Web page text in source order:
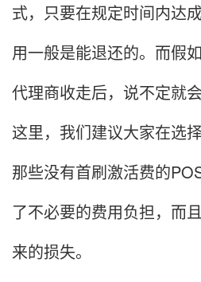
式，只要在规定时间内达
用一般是能退还的。而假
代理商收走后，说不定就
这里，我们建议大家在选
那些没有首刷激活费的
了不必要的费用负担，而
来的损失。